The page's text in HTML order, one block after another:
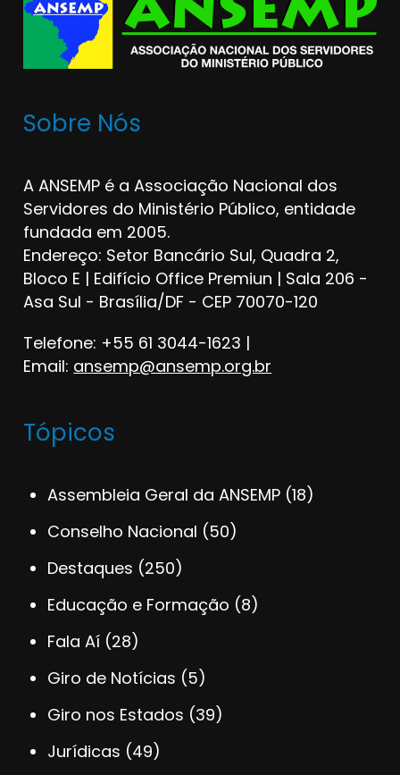
Sobre Nós
A ANSEMP é a Associação Nacional dos
Servidores do Ministério Público, entidade
fundada em 2005.
Endereço: Setor Bancário Sul, Quadra 2,
Bloco E | Edifício Office Premiun | Sala 206 -
Asa Sul - Brasília/DF - CEP 70070-120
Telefone: +55 61 3044-1623 |
Email: ansemp@ansemp.org.br
Tópicos
Assembleia Geral da ANSEMP (18)
Conselho Nacional (50)
Destaques (250)
Educação e Formação (8)
Fala Aí (28)
Giro de Notícias (5)
Giro nos Estados (39)
Jurídicas (49)